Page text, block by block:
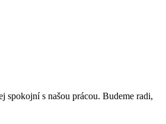
spokojní s našou prácou. Budeme radi,